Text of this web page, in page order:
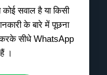
सवाल है या किसी
के बारे में पूछना
करके सीधे WhatsApp
।